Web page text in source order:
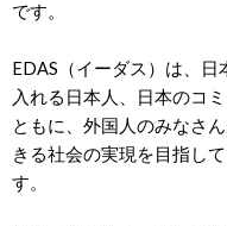
です。
EDAS（イーダス）は、
入れる日本人、日本のコ
ともに、外国人のみなさ
きる社会の実現を目指し
す。